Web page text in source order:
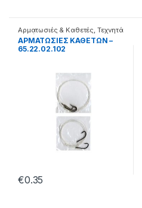
Αρματωσιές & Καθετές Τεχνητά
δολώματα
ΑΡΜΑΤΩΣΙΕΣ ΚΑΘΕΤΩΝ –
65.22.02.102
€0.35